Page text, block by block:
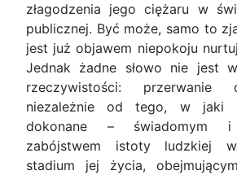
złagodzenia jego ciężaru w
publicznej. Być może, samo to
jest już objawem niepokoju
Jednak żadne słowo nie jest
rzeczywistości:
niezależnie od tego, w jaki
dokonane – świadomym i
zabójstwem istoty ludzkiej
stadium jej życia,